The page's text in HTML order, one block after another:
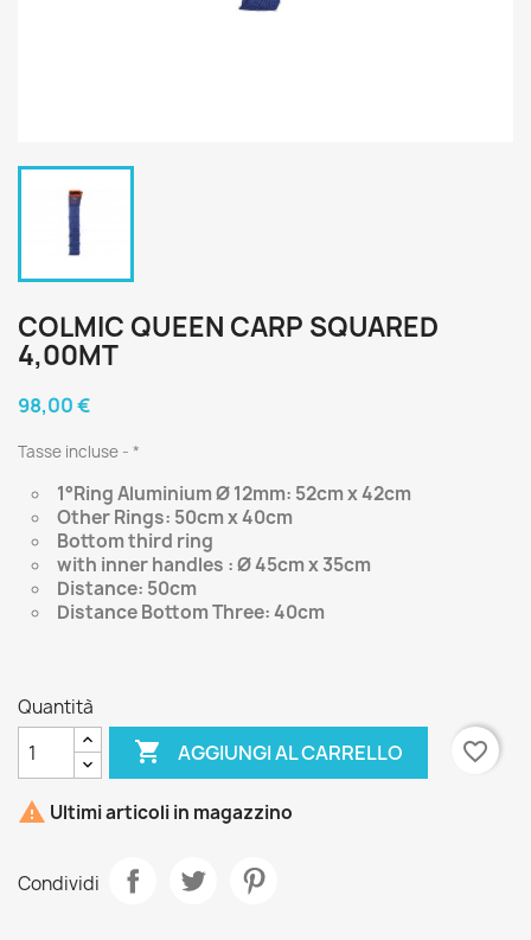
COLMIC QUEEN CARP SQUARED
4,00MT
98,00 €
Tasse incluse *
1°Ring Aluminium Ø 12mm: 52cm x 42cm
Other Rings: 50cm x 40cm
Bottom third ring
with inner handles : Ø 45cm x 35cm
Distance: 50cm
Distance Bottom Three: 40cm
Quantità
 AGGIUNGI AL CARRELLO favorite_border
 Ultimi articoli in magazzino
Condividi